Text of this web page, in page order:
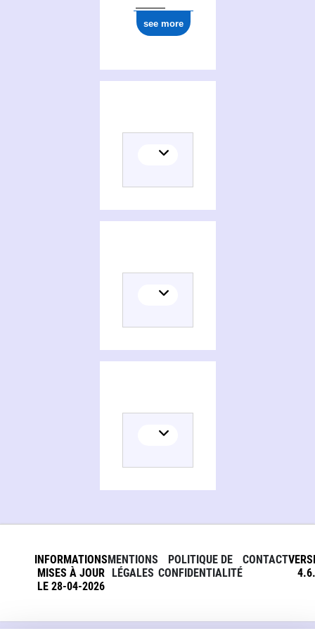
see more
INFORMATIONS
MISES À JOUR
LE 28-04-2026
MENTIONS
LÉGALES
POLITIQUE DE
CONFIDENTIALITÉ
CONTACT